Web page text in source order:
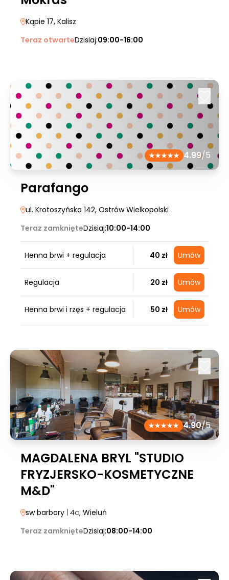
Kąpie 17, Kalisz
Teraz otwarteDzisiaj:09:00-16:00
4.99/5
Parafango
ul. Krotoszyńska 142, Ostrów Wielkopolski
Teraz zamknięteDzisiaj:10:00-14:00
Henna brwi + regulacja 40 zł Umów
Regulacja 20 zł Umów
Henna brwi i rzęs + regulacja 50 zł Umów
4.90/5
MAGDALENA BRYL "STUDIO
FRYZJERSKO-KOSMETYCZNE
M&D"
sw barbary | 4c, Wieluń
Teraz zamknięteDzisiaj:08:00-14:00